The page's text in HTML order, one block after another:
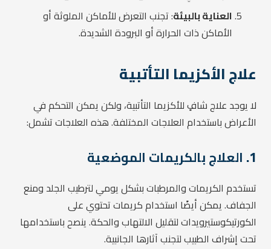
العناية بالبيئة: تجنب التعرض للأماكن الملوثة أو
الأماكن ذات الحرارة أو البرودة الشديدة.
علاج الأكزيما التأتبية
لا يوجد علاج شافٍ للأكزيما التأتبية، ولكن يمكن التحكم في
الأعراض باستخدام العلاجات المختلفة. هذه العلاجات تشمل:
1. العلاج بالكريمات الموضعية
تستخدم الكريمات والمرطبات بشكل يومي لترطيب الجلد ومنع
الجفاف. يمكن أيضًا استخدام كريمات تحتوي على
الكورتيكوستيرويدات لتقليل الالتهاب والحكة. ينصح باستخدامها
تحت إشراف الطبيب لتجنب آثارها الجانبية.